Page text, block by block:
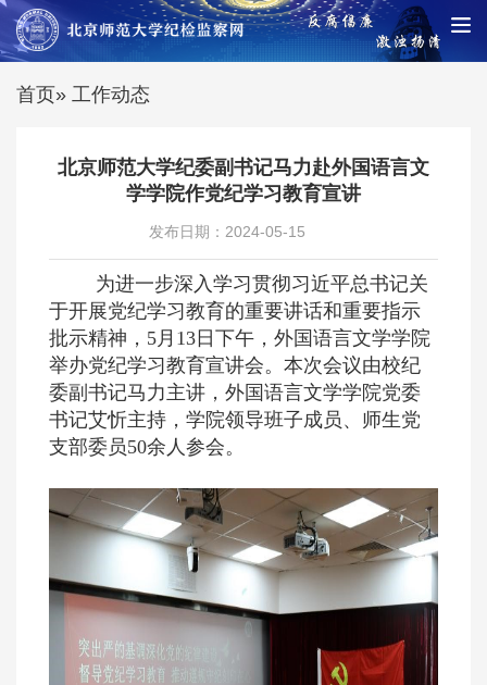
首页» 工作动态
北京师范大学纪委副书记马力赴外国语言文
学学院作党纪学习教育宣讲
发布日期：2024-05-15
为进一步深入学习贯彻习近平总书记关
于开展党纪学习教育的重要讲话和重要指示
批示精神， 5月13日下午，外国语言文学学院
举办党纪学习教育宣讲会。本次会议由校纪
委副书记马力主讲，外国语言文学学院党委
书记艾忻主持，学院领导班子成员、师生党
支部委员50余人参会。